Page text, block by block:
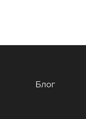
Блог